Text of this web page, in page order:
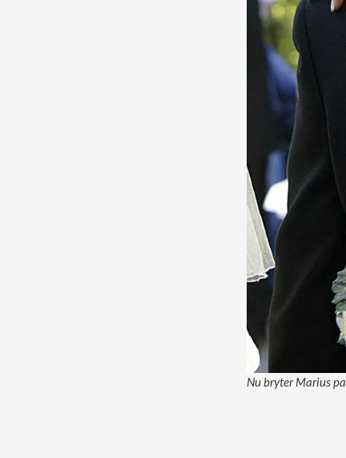
Nu bryter Marius